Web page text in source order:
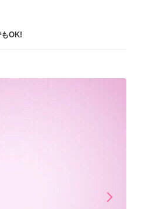
OK!
arrow_forward_iosNext